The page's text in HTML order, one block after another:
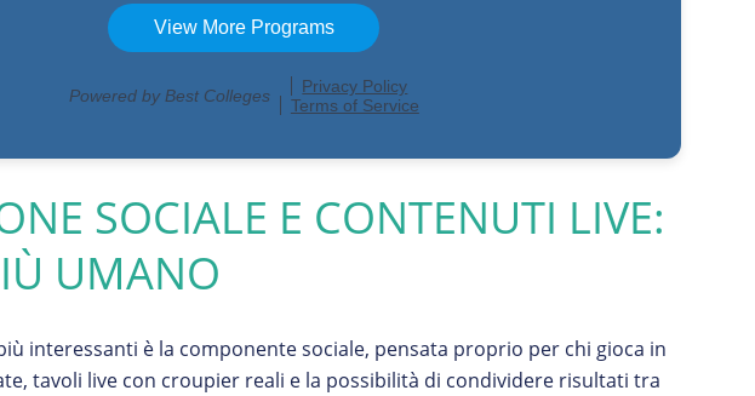
SOCIALE E CONTENUTI LIVE:
UMANO
interessanti è la componente sociale, pensata proprio per chi gioca in
tavoli live con croupier reali e la possibilità di condividere risultati tra